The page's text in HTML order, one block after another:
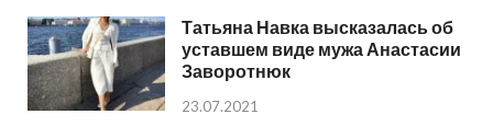
Татьяна Навка высказалась об
уставшем виде мужа Анастасии
Заворотнюк
23.07.2021